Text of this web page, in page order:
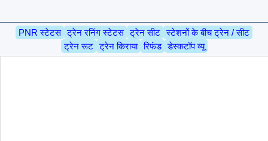
PNR स्टेटस ट्रेन रनिंग स्टेटस ट्रेन सीट स्टेशनों के बीच ट्रेन / सीट
ट्रेन रूट ट्रेन किराया रिफंड डेस्कटॉप व्यू